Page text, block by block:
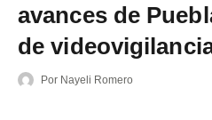
avances de
de
Por Nayeli Romero